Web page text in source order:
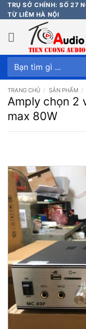
Bỏ
qua
nội
dung
TRỤ SỞ CHÍNH: SỐ 27
TỪ LIÊM HÀ NỘI
Tìm
kiếm:
TRANG CHỦ / SẢN PHẨM /
Amply chọn 2
max 80W